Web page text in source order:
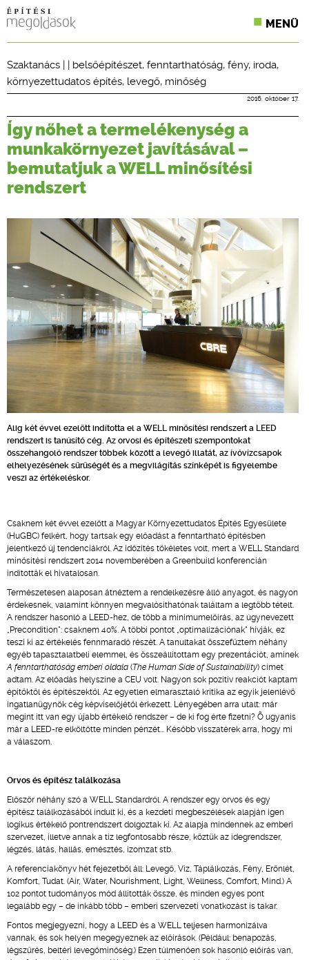
MENÜ
SZAKLAPOK
CPR TERMÉKKIÍRÁS
ÉPÍTÉSI JOG
ONLINE KÉPZÉSEK
Szaktanács | | belsőépítészet, fenntarthatóság, fény, iroda,
környezettudatos építés, levegő, minőség
2016. október 17.
Így nőhet a termelékenység a
munkakörnyezet javításával –
bemutatjuk a WELL minősítési
rendszert
Alig két évvel ezelőtt indította el a WELL minősítési rendszert a LEED
rendszert is tanúsító cég. Az orvosi és építészeti szempontokat
összehangoló rendszer többek között a levegő illatát, az ívóvízcsapok
elhelyezésének sűrűségét és a megvilágítás színképét is figyelembe
veszi az értékeléskor.
Csaknem két évvel ezelőtt a Magyar Környezettudatos Építés Egyesülete
(HuGBC) felkért, hogy tartsak egy előadást a fenntartható építésben
jelentkező új tendenciákról. Az időzítés tökéletes volt, mert a WELL Standard
minősítési rendszert 2014 novemberében a Greenbuild konferencián
indították el hivatalosan.
Természetesen alaposan átnéztem a rendelkezésre álló anyagot, és nagyon
érdekesnek, valamint könnyen megvalósíthatónak találtam a legtöbb tételt.
A rendszer hasonló a LEED-hez, de több a minimumelőírás, az úgynevezett
„Precondition": csaknem 40%. A többi pontot „optimalizációnak" hívják, ez
teszi ki az értékelés fennmaradó részét. A tanultakat összefűztem néhány
egyéb tapasztalatbeli elemmel, és összeállítottam egy prezentációt, aminek
A fenntarthatóság emberi oldala (The Human Side of Sustainability) címet
adtam. Az előadás helyszíne a CEU volt. Nagyon sok pozitív reakciót kaptam
építőktől és építészektől. Az egyetlen elmarasztaló kritika az egyik jelenlévő
ingatlanügynök cég képviselőjétől érkezett. Lényegében arra utalt: már
megint itt van egy újabb értékelő rendszer – de ki fog érte fizetni? Õ ugyanis
már a LEED-re elköltötte minden pénzét... Később visszatérek arra, hogy mi
a válaszom.
Orvos és építész találkozása
Először néhány szó a WELL Standardról. A rendszer egy orvos és egy
építész találkozásából indult ki, és a kezdeti megbeszélések alapján igen
logikus értékelő pontrendszert dolgoztak ki. Az alapja mindennek az emberi
szervezet, illetve annak a tíz legfontosabb része, köztük az idegrendszer,
légzés, látás, hallás, emésztés, izomzat stb.
A referenciakönyv hét fejezetből áll: Levegő, Víz, Táplálkozás, Fény, Erőnlét,
Komfort, Tudat. (Air, Water, Nourishment, Light, Wellness, Comfort, Mind.) A
102 pontot tudományos mód állították össze, és minden egyes pont
legalább egy – de inkább több – emberi szervezeti vonatkozást is takar.
Fontos megjegyezni, hogy a LEED és a WELL teljesen harmonizálva
vannak, és sok helyen megegyeznek az előírások. (Például: benapozás,
légszűrés, beltéri levegőminőség.) Ezen túlmenően sok hasonló előírás van,